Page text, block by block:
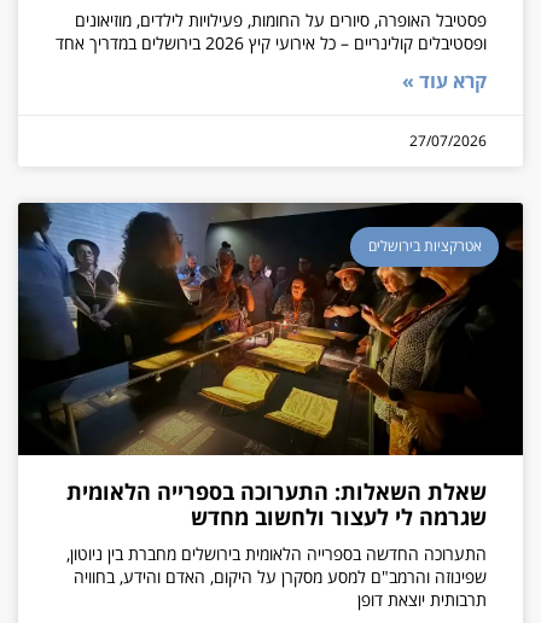
פסטיבל האופרה, סיורים על החומות, פעילויות לילדים, מוזיאונים
ופסטיבלים קולינריים – כל אירועי קיץ 2026 בירושלים במדריך אחד
קרא עוד »
27/07/2026
אטרקציות בירושלים
שאלת השאלות: התערוכה בספרייה הלאומית
שגרמה לי לעצור ולחשוב מחדש
התערוכה החדשה בספרייה הלאומית בירושלים מחברת בין ניוטון,
שפינוזה והרמב"ם למסע מסקרן על היקום, האדם והידע, בחוויה
תרבותית יוצאת דופן